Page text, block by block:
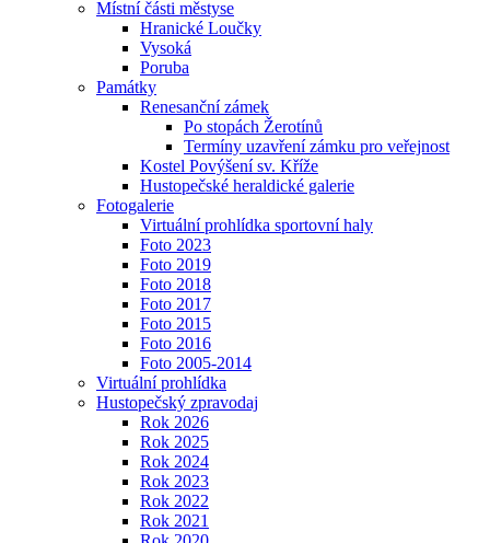
Místní části městyse
Hranické Loučky
Vysoká
Poruba
Památky
Renesanční zámek
Po stopách Žerotínů
Termíny uzavření zámku pro veřejnost
Kostel Povýšení sv. Kříže
Hustopečské heraldické galerie
Fotogalerie
Virtuální prohlídka sportovní haly
Foto 2023
Foto 2019
Foto 2018
Foto 2017
Foto 2015
Foto 2016
Foto 2005-2014
Virtuální prohlídka
Hustopečský zpravodaj
Rok 2026
Rok 2025
Rok 2024
Rok 2023
Rok 2022
Rok 2021